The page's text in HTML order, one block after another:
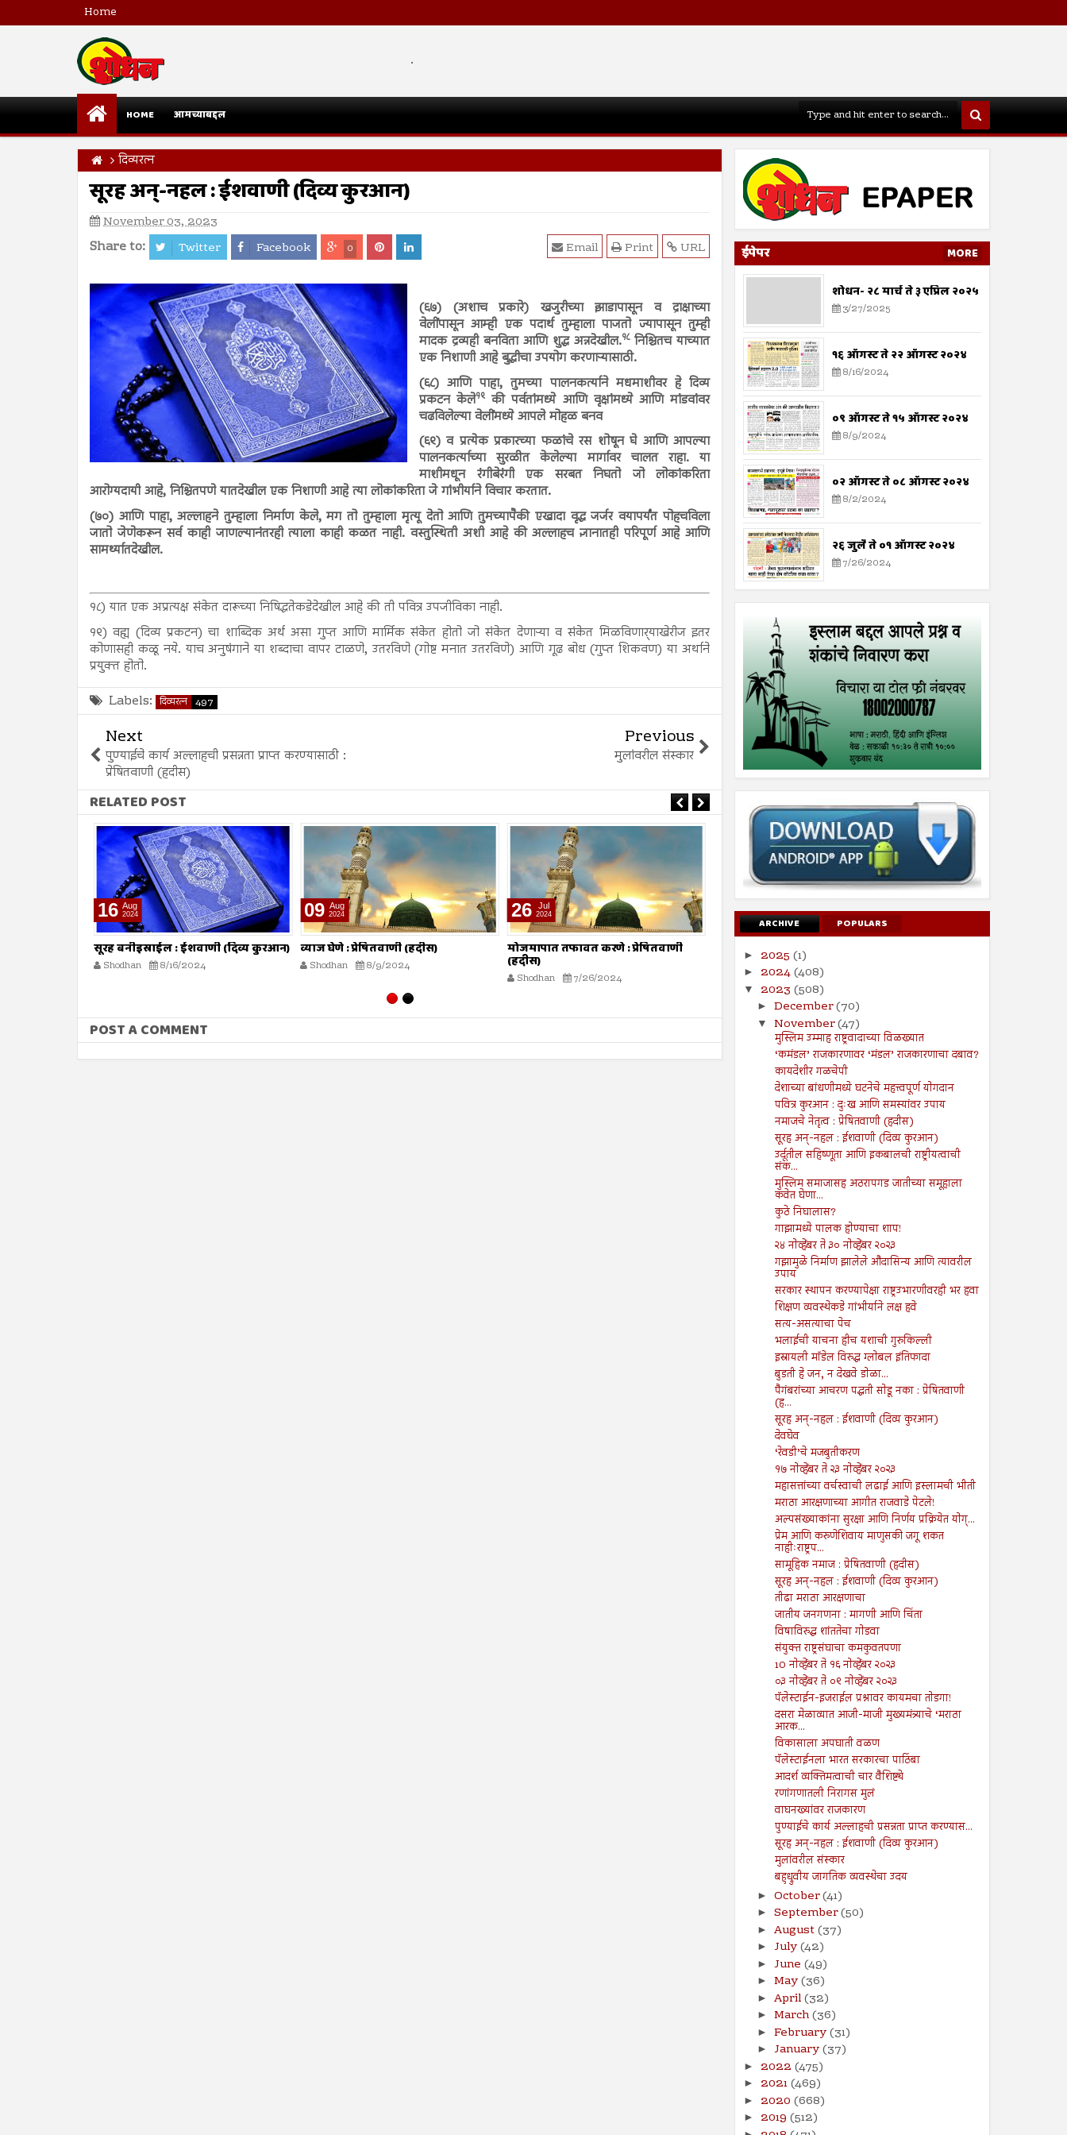
Home
.
HOME आमच्याबद्दल
दिव्यरत्न
सूरह अन्-नहल : ईशवाणी (दिव्य कुरआन)
November 03, 2023
Share to: Twitter Facebook 0 URL
Print
Email
(६७) (अशाच प्रकारे) खजुरीच्या झाडापासून व द्राक्षाच्या
वेलींपासून आम्ही एक पदार्थ तुम्हाला पाजतो ज्यापासून तुम्ही
मादक द्रव्यही बनविता आणि शुद्ध अन्नदेखील.१८निश्चितच याच्यात
एक निशाणी आहे बुद्धीचा उपयोग करणाऱ्यासाठी.
(६८) आणि पाहा, तुमच्या पालनकर्त्याने मधमाशीवर हे दिव्य
प्रकटन केले१९ की पर्वतांमध्ये आणि वृक्षांमध्ये आणि मांडवांवर
चढविलेल्या वेलींमध्ये आपले मोहळ बनव
(६९) व प्रत्येक प्रकारच्या फळांचे रस शोषून घे आणि आपल्या
पालनकर्त्याच्या सुरळीत केलेल्या मार्गावर चालत राहा. या
माशीमधून रंगीबेरंगी एक सरबत निघतो जो लोकांकरिता
आरोग्यदायी आहे, निश्चितपणे यातदेखील एक निशाणी आहे त्या लोकांकरिता जे गांभीर्याने विचार करतात.
(७०) आणि पाहा, अल्लाहने तुम्हाला निर्माण केले, मग तो तुम्हाला मृत्यू देतो आणि तुमच्यापैकी एखादा वृद्ध जर्जर वयापर्यंत पोहचविला
जातो जेणेकरून सर्व काही जाणल्यानंतरही त्याला काही कळत नाही. वस्तुस्थिती अशी आहे की अल्लाहच ज्ञानातही परिपूर्ण आहे आणि
सामर्थ्यातदेखील.
१८) यात एक अप्रत्यक्ष संकेत दारूच्या निषिद्धतेकडेदेखील आहे की ती पवित्र उपजीविका नाही.
१९) वह्य (दिव्य प्रकटन) चा शाब्दिक अर्थ असा गुप्त आणि मार्मिक संकेत होतो जो संकेत देणाऱ्या व संकेत मिळविणार्‍याखेरीज इतर
कोणासही कळू नये. याच अनुषंगाने या शब्दाचा वापर टाळणे, उतरविणे (गोष्ट मनात उतरविणे) आणि गूढ बोध (गुप्त शिकवण) या अर्थाने
प्रयुक्त होतो.
Labels: दिव्यरत्न 497
Next
पुण्याईचे कार्य अल्लाहची प्रसन्नता प्राप्त करण्यासाठी :
प्रेषितवाणी (हदीस)
Previous
मुलांवरील संस्कार
RELATED POST
16 Aug
2024
सूरह बनीइस्राईल : ईशवाणी (दिव्य कुरआन)
Shodhan 8/16/2024
09 Aug
2024
व्याज घेणे : प्रेषितवाणी (हदीस)
Shodhan 8/9/2024
26 Jul
2024
मोजमापात तफावत करणे : प्रेषितवाणी
(हदीस)
Shodhan 7/26/2024
26 2024
सूरह बनीइस्राईल : : ईशवाणी (दिव्य
कुरआन)
Shodhan 7/26/2024
19
POST A COMMENT
ईपेपर MORE
शोधन- २८ मार्च ते ३ एप्रिल २०२५
3/27/2025
१६ ऑगस्ट ते २२ ऑगस्ट २०२४
8/16/2024
०९ ऑगस्ट ते १५ ऑगस्ट २०२४
8/9/2024
०२ ऑगस्ट ते ०८ ऑगस्ट २०२४
8/2/2024
२६ जुलै ते ०१ ऑगस्ट २०२४
7/26/2024
ARCHIVE POPULARS
► 2025 (1)
► 2024(408)
▼ 2023 (508)
► December(70)
▼ November(47)
मुस्लिम उम्माह राष्ट्रवादाच्या विळख्यात
‘कमंडल’ राजकारणावर ‘मंडल’ राजकारणाचा दबाव?
कायदेशीर गळचेपी
देशाच्या बांधणीमध्ये घटनेचे महत्त्वपूर्ण योगदान
पवित्र कुरआन : दुःख आणि समस्यांवर उपाय
नमाजचे नेतृत्व : प्रेषितवाणी (हदीस)
सूरह अन्-नहल : ईशवाणी (दिव्य कुरआन)
उर्दूतील सहिष्णूता आणि इकबालची राष्ट्रीयत्वाची
संक...
मुस्लिम समाजासह अठरापगड जातीच्या समूहाला
कवेत घेणा...
कुठे निघालास?
गाझामध्ये पालक होण्याचा शाप!
२४ नोव्हेंबर ते ३० नोव्हेंबर २०२३
गझामुळे निर्माण झालेले औदासिन्य आणि त्यावरील
उपाय
सरकार स्थापन करण्यापेक्षा राष्ट्रउभारणीवरही भर हवा
शिक्षण व्यवस्थेकडे गांभीर्याने लक्ष हवे
सत्य-असत्याचा पेच
भलाईची याचना हीच यशाची गुरुकिल्ली
इस्रायली मॉडेल विरुद्ध ग्लोबल इंतिफादा
बुडती हे जन, न देखवे डोळा...
पैगंबरांच्या आचरण पद्धती सोडू नका : प्रेषितवाणी
(ह...
सूरह अन्-नहल : ईशवाणी (दिव्य कुरआन)
देवघेव
‘रेवडी’चे मजबुतीकरण
१७ नोव्हेंबर ते २३ नोव्हेंबर २०२३
महासत्तांच्या वर्चस्वाची लढाई आणि इस्लामची भीती
मराठा आरक्षणाच्या आगीत राजवाडे पेटले!
अल्पसंख्याकांना सुरक्षा आणि निर्णय प्रक्रियेत योग्...
प्रेम आणि करुणेशिवाय माणुसकी जगू शकत
नाहीःराष्ट्रप...
सामूहिक नमाज : प्रेषितवाणी (हदीस)
सूरह अन्-नहल : ईशवाणी (दिव्य कुरआन)
तीढा मराठा आरक्षणाचा
जातीय जनगणना : मागणी आणि चिंता
विषाविरुद्ध शांततेचा गोडवा
संयुक्त राष्ट्रसंघाचा कमकुवतपणा
10 नोव्हेंबर ते १६ नोव्हेंबर २०२३
०३ नोव्हेंबर ते ०९ नोव्हेंबर २०२३
पॅलेस्टाईन-इजराईल प्रश्नावर कायमचा तोडगा!
दसरा मेळाव्यात आजी-माजी मुख्यमंत्र्याचे ‘मराठा
आरक...
विकासाला अपघाती वळण
पॅलेस्टाईनला भारत सरकारचा पाठिंबा
आदर्श व्यक्तिमत्वाची चार वैशिष्ट्ये
रणांगणातली निरागस मुलं
वाघनख्यांवर राजकारण
पुण्याईचे कार्य अल्लाहची प्रसन्नता प्राप्त करण्यास...
सूरह अन्-नहल : ईशवाणी (दिव्य कुरआन)
मुलांवरील संस्कार
बहुध्रुवीय जागतिक व्यवस्थेचा उदय
► October(41)
► September(50)
► August(37)
► July(42)
► June (49)
► May(36)
► April(32)
► March(36)
► February(31)
► January(37)
► 2022 (475)
► 2021(469)
► 2020 (668)
► 2019 (512)